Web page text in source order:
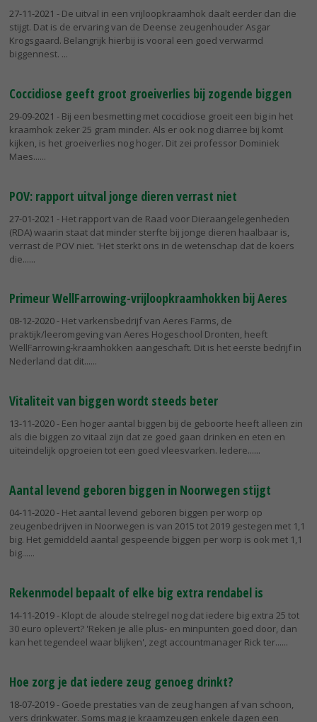
27-11-2021 - De uitval in een vrijloopkraamhok daalt eerder dan die
stijgt. Dat is de ervaring van de Deense zeugenhouder Asgar
Krogsgaard. Belangrijk hierbij is vooral een goed verwarmd
biggennest.
Coccidiose geeft groot groeiverlies bij zogende biggen
29-09-2021 - Bij een besmetting met coccidiose groeit een big in het
kraamhok zeker 25 gram minder. Als er ook nog diarree bij komt
kijken, is het groeiverlies nog hoger. Dit zei professor Dominiek
Maes...
POV: rapport uitval jonge dieren verrast niet
27-01-2021 - Het rapport van de Raad voor Dieraangelegenheden
(RDA) waarin staat dat minder sterfte bij jonge dieren haalbaar is,
verrast de POV niet. 'Het sterkt ons in de wetenschap dat de koers
die...
Primeur WellFarrowing-vrijloopkraamhokken bij Aeres
08-12-2020- Het varkensbedrijf van Aeres Farms, de
praktijk/leeromgeving van Aeres Hogeschool Dronten, heeft
WellFarrowing-kraamhokken aangeschaft. Dit is het eerste bedrijf in
Nederland dat dit...
Vitaliteit van biggen wordt steeds beter
13-11-2020- Een hoger aantal biggen bij de geboorte heeft alleen zin
als die biggen zo vitaal zijn dat ze goed gaan drinken en eten en
uiteindelijk opgroeien tot een goed vleesvarken. Iedere...
Aantal levend geboren biggen in Noorwegen stijgt
04-11-2020- Het aantal levend geboren biggen per worp op
zeugenbedrijven in Noorwegen is van 2015 tot 2019 gestegen met 1,1
big. Het gemiddeld aantal gespeende biggen per worp is ook met 1,1
big...
Rekenmodel bepaalt of elke big extra rendabel is
14-11-2019- Klopt de aloude stelregel nog dat iedere big extra 25 tot
30 euro oplevert? 'Reken je alle plus- en minpunten goed door, dan
kan het tegendeel waar blijken', zegt accountmanager Rick ter...
Hoe zorg je dat iedere zeug genoeg drinkt?
18-07-2019- Goede prestaties van de zeug hangen af van schoon,
vers drinkwater. Soms mag je kraamzeugen enkele dagen een